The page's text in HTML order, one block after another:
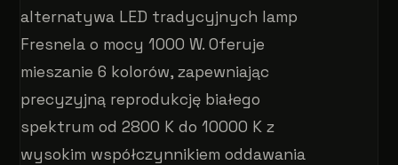
alternatywa LED tradycyjnych lamp
Fresnela o mocy 1000 W. Oferuje
mieszanie 6 kolorów, zapewniając
precyzyjną reprodukcję białego
spektrum od 2800 K do 10000 K z
wysokim współczynnikiem oddawania